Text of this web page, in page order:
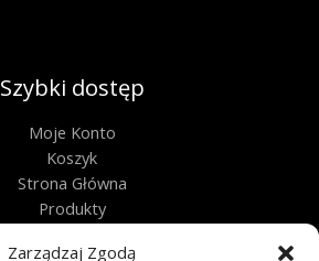
Zarządzaj Zgodą
Szybki dostęp
Moje Konto
Koszyk
Strona Główna
Produkty